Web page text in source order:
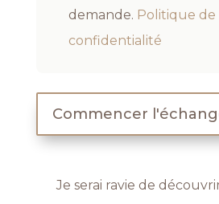
demande. Politique de
confidentialité
Commencer
Je serai ravie de